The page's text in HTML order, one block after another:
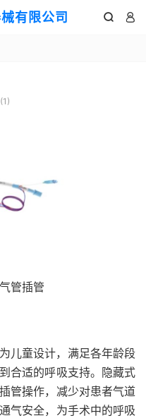
有限公司  
1 )
管插管
儿童设计，满足各年龄段
合适的呼吸支持。隐藏式
管操作，减少对患者气道
气安全，为手术中的呼吸